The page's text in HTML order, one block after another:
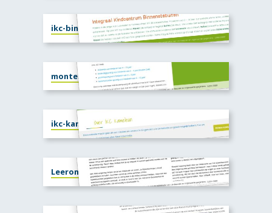
ikc-binnenstebuiten.nl
montessori-groenering.nl
ikc-kameleon.nl
Leeromgeving Meaningful Matters